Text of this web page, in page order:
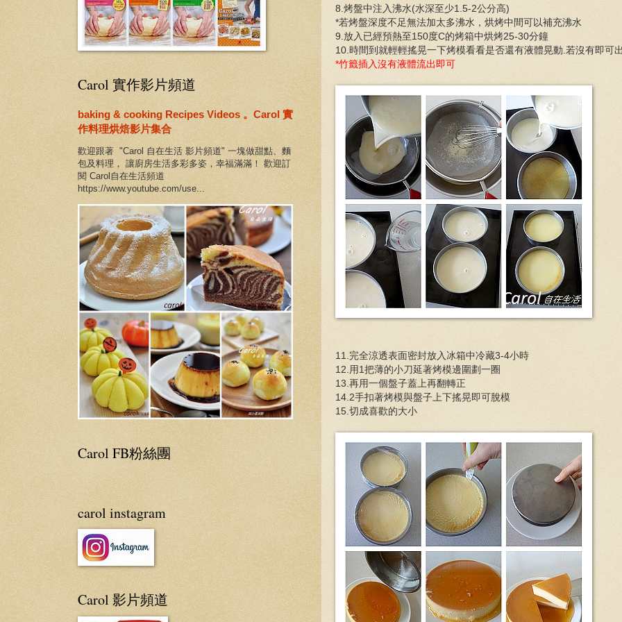
8.烤盤中注入沸水(水深至少1.5-2公分高)
*若烤盤深度不足無法加太多沸水，烘烤中間可以補充沸水
9.放入已經預熱至150度C的烤箱中烘烤25-30分鐘
10.時間到就輕輕搖晃一下烤模看看是否還有液體晃動.若沒有即可
*竹籤插入沒有液體流出即可
11.完全涼透表面密封放入冰箱中冷藏3-4小時
12.用1把薄的小刀延著烤模邊圍劃一圈
13.再用一個盤子蓋上再翻轉正
14.2手扣著烤模與盤子上下搖晃即可脫模
15.切成喜歡的大小
Carol 實作影片頻道
baking & cooking Recipes Videos 。Carol 實
作料理烘焙影片集合
歡迎跟著 "Carol 自在生活 影片頻道" 一塊做甜點、麵
包及料理， 讓廚房生活多彩多姿，幸福滿滿！ 歡迎訂
閱 Carol自在生活頻道
https://www.youtube.com/use...
Carol FB粉絲團
carol instagram
Carol 影片頻道